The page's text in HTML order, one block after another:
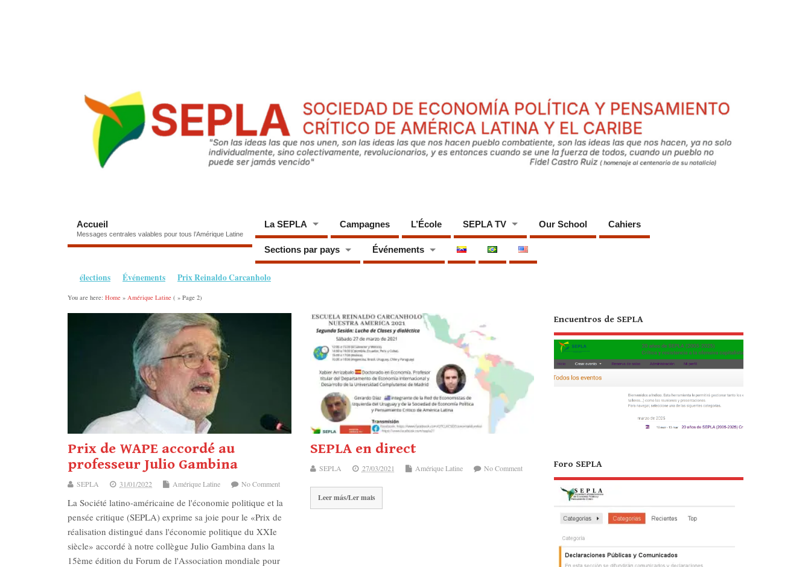
Accueil
Messages centrales valables pour tous l’Amérique Latine
La SEPLA Campagnes L’École SEPLA TV Our School Cahiers
Sections par pays Événements
élections Événements Prix Reinaldo Carcanholo
You are here: Home » Amérique Latine ( » Page 2)
Prix de WAPE accordé au
professeur Julio Gambina
SEPLA 31/01/2022 Amérique Latine No Comment
La Société latino-américaine de l'économie politique et la
pensée critique (SEPLA) exprime sa joie pour le «Prix de
réalisation distingué dans l'économie politique du XXIe
siècle» accordé à notre collègue Julio Gambina dans la
15ème édition du Forum de l'Association mondiale pour
SEPLA en direct
SEPLA 27/03/2021 Amérique Latine No Comment
Leer más/Ler mais
Encuentros de SEPLA
Foro SEPLA